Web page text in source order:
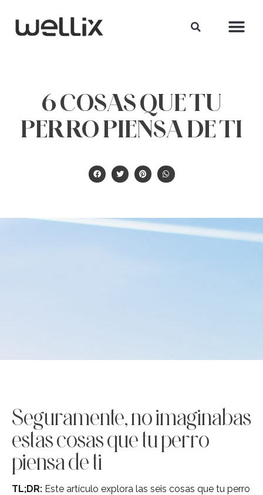
6 COSAS QUE TU
PERRO PIENSA DE TI
Seguramente, no imaginabas
estas cosas que tu perro
piensa de ti
TL;DR: Este artículo explora las seis cosas que tu perro